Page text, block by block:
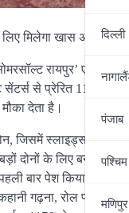
दिल्‍ली
पंजाब
मणिपुर
मिलेगा खास अनुभव
रायपुर’ एक
से प्रेरित 11,000
देता है।
जिसमें स्लाइड्स,
दोनों के लिए बनाई
बार पेश किया गया है
गढ़ना, रोल प्ले